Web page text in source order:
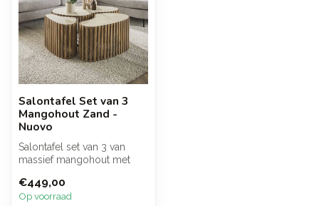
Salontafel Set van 3
Mangohout Zand -
Nuovo
Salontafel set van 3 van
massief mangohout met
traver...
€449,00
Op voorraad